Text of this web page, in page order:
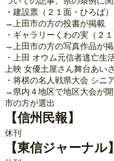
・建設票（２１面・ひろば）
→上田市の方の投書が掲載
・ギャラリーくわの実（２１
→上田市の方の写真作品が
・上田 オウム元信者逃亡生
上映 女優土屋さん舞台あい
・将棋の名人戦県大会 シニ
→県内４地区で地区大会が
市の方が選出
【信州民報】
休刊
【東信ジャーナル】